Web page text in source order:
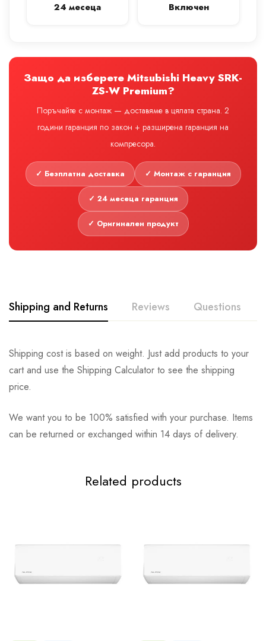
24 месеца Включен
Защо да изберете Mitsubishi Heavy SRK-
ZS-W Premium?
Поръчайте с монтаж — доставяме в цялата страна. 2
години гаранция по закон + разширена гаранция на
компресора.
✓ Безплатна доставка ✓ Монтаж с гаранция
✓ 24 месеца гаранция
✓ Оригинален продукт
Shipping and Returns Reviews Questions
Shipping cost is based on weight. Just add products to your
cart and use the Shipping Calculator to see the shipping
price.
We want you to be 100% satisfied with your purchase. Items
can be returned or exchanged within 14 days of delivery.
Related products